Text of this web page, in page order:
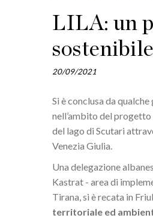
LILA: un
20/09/2021
Si è conclusa da
nell’ambito del
del lago di Scutari
Venezia Giulia.
Una delegazione
Kastrat - area di
Tirana, si è recata in
territoriale ed